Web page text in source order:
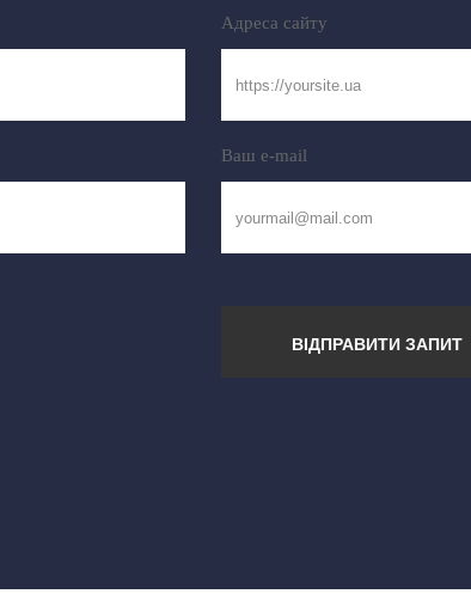
Адреса сайту
Ваш e-mail